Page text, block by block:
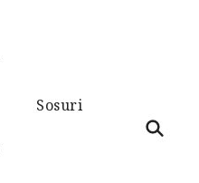
Sosuri